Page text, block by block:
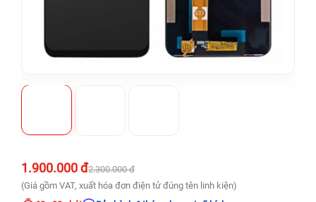
1.900.000 đ2.300.000 đ
(Giá gồm VAT, xuất hóa đơn điện tử đúng tên linh kiện)